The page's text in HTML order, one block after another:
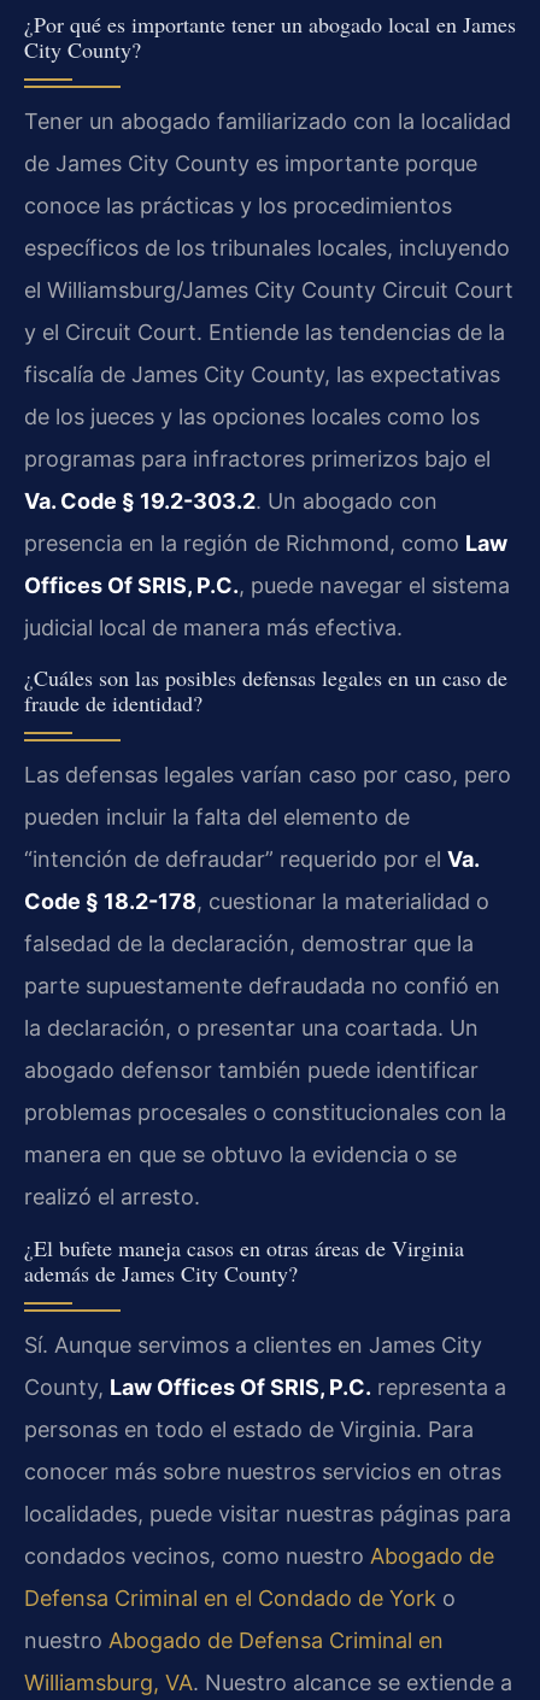
¿Por qué es importante tener un abogado local en James
City County?
Tener un abogado familiarizado con la localidad
de James City County es importante porque
conoce las prácticas y los procedimientos
específicos de los tribunales locales, incluyendo
el Williamsburg/James City County Circuit Court
y el Circuit Court. Entiende las tendencias de la
fiscalía de James City County, las expectativas
de los jueces y las opciones locales como los
programas para infractores primerizos bajo el
Va. Code § 19.2-303.2. Un abogado con
presencia en la región de Richmond, como Law
Offices Of SRIS, P.C., puede navegar el sistema
judicial local de manera más efectiva.
¿Cuáles son las posibles defensas legales en un caso de
fraude de identidad?
Las defensas legales varían caso por caso, pero
pueden incluir la falta del elemento de
“intención de defraudar” requerido por el Va.
Code § 18.2-178, cuestionar la materialidad o
falsedad de la declaración, demostrar que la
parte supuestamente defraudada no confió en
la declaración, o presentar una coartada. Un
abogado defensor también puede identificar
problemas procesales o constitucionales con la
manera en que se obtuvo la evidencia o se
realizó el arresto.
¿El bufete maneja casos en otras áreas de Virginia
además de James City County?
Sí. Aunque servimos a clientes en James City
County, Law Offices Of SRIS, P.C. representa a
personas en todo el estado de Virginia. Para
conocer más sobre nuestros servicios en otras
localidades, puede visitar nuestras páginas para
condados vecinos, como nuestro Abogado de
Defensa Criminal en el Condado de York o
nuestro Abogado de Defensa Criminal en
Williamsburg, VA. Nuestro alcance se extiende a